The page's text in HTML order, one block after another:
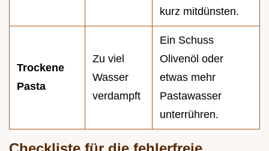
kurz mitdünsten.
Trockene
Pasta
Zu viel
Wasser
verdampft
Ein Schuss
Olivenöl oder
etwas mehr
Pastawasser
unterrühren.